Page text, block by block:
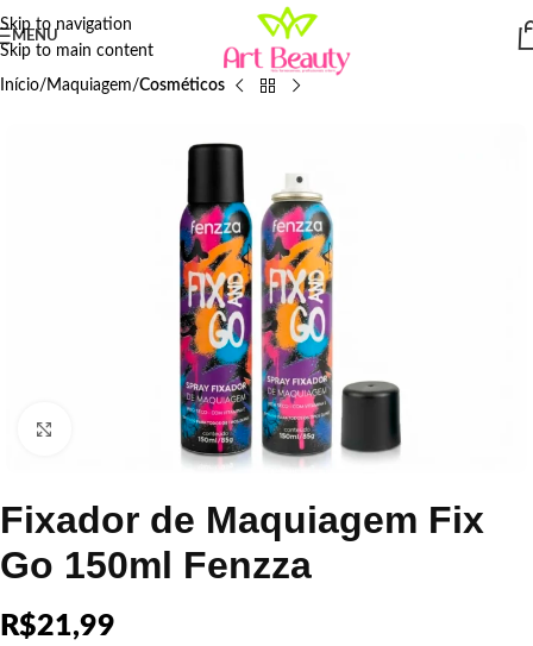
Skip to navigation
Skip to main content
MENU
Início Maquiagem Cosméticos
Fixador de Maquiagem Fix
Go 150ml Fenzza
R$21,99